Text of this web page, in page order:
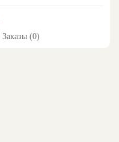
Заказы (0)